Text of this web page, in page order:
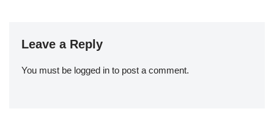
Leave a Reply
You must be logged in to post a comment.